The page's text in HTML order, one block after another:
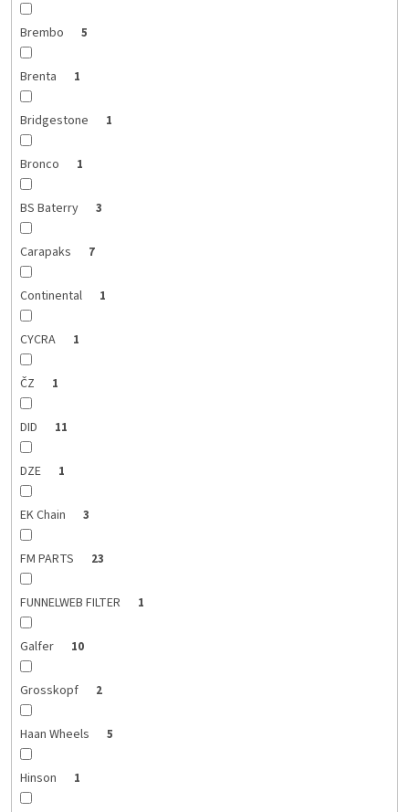
Brembo 5
Brenta 1
Bridgestone 1
Bronco 1
BS Baterry 3
Carapaks 7
Continental 1
CYCRA 1
ČZ 1
DID 11
DZE 1
EK Chain 3
FM PARTS 23
FUNNELWEB FILTER 1
Galfer 10
Grosskopf 2
Haan Wheels 5
Hinson 1